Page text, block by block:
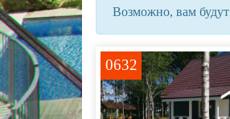
Возможно, вам
0632